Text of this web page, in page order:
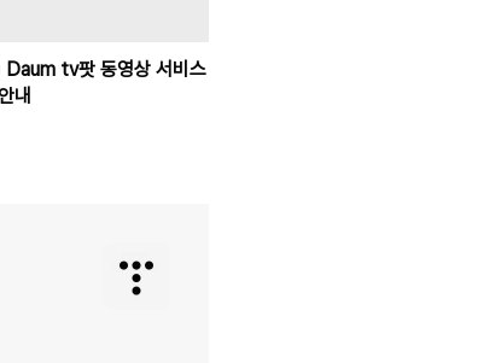
tv팟 동영상 서비스
내